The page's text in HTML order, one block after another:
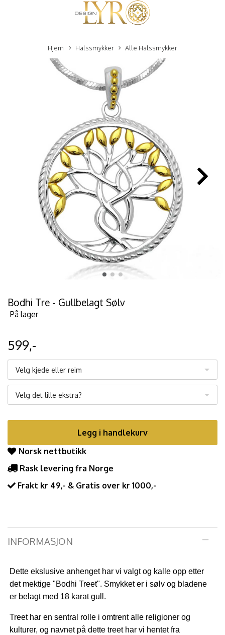
Hjem Halssmykker Alle Halssmykker
Bodhi Tre - Gullbelagt Sølv
På lager
599,-
Velg kjede eller reim
Velg det lille ekstra?
Legg i handlekurv
Norsk nettbutikk
Rask levering fra Norge
Frakt kr 49,- & Gratis over kr 1000,-
INFORMASJON
Dette ekslusive anhenget har vi valgt og kalle opp etter
det mektige "Bodhi Treet". Smykket er i sølv og bladene
er belagt med 18 karat gull.
Treet har en sentral rolle i omtrent alle religioner og
kulturer, og navnet på dette treet har vi hentet fra